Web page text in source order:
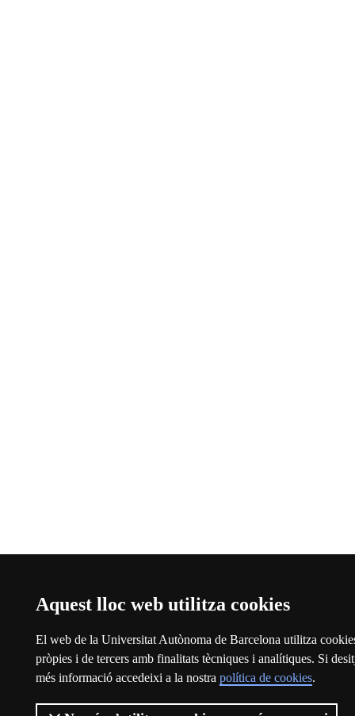
Aquest lloc web utilitza cookies
El web de la Universitat Autònoma de Barcelona utilitza
pròpies i de tercers amb finalitats tècniques i analítiques. Si
més informació accedeixi a la nostra política de cookies.